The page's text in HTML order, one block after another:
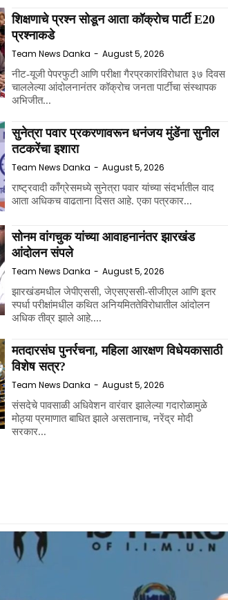
शिक्षणाचे प्रश्न सोडून आता कॉक्रोच पार्टी E20
प्रश्नाकडे
Team News Danka - August 5, 2026
नीट-यूजी पेपरफुटी आणि परीक्षा गैरप्रकारांविरोधात ३७ दिवस
चाललेल्या आंदोलनानंतर कॉक्रोच जनता पार्टीचा संस्थापक
अभिजीत...
सुनेत्रा पवार प्रकरणावरून धनंजय मुंडेंना सुनील
तटकरेंचा इशारा
Team News Danka - August 5, 2026
राष्ट्रवादी काँग्रेसमध्ये सुनेत्रा पवार यांच्या संदर्भातील वाद
आता अधिकच वाढताना दिसत आहे. एका पत्रकार...
सोनम वांगचुक यांच्या आवाहनानंतर झारखंड
आंदोलन संपले
Team News Danka - August 5, 2026
झारखंडमधील जेपीएससी, जेएसएससी-सीजीएल आणि इतर
स्पर्धा परीक्षांमधील कथित अनियमिततेविरोधातील आंदोलन
अधिक तीव्र झाले आहे....
मतदारसंघ पुनर्रचना, महिला आरक्षण विधेयकासाठी
विशेष सत्र?
Team News Danka - August 5, 2026
संसदेचे पावसाळी अधिवेशन वारंवार झालेल्या गदारोळामुळे
मोठ्या प्रमाणात बाधित झाले असतानाच, नरेंद्र मोदी
सरकार...